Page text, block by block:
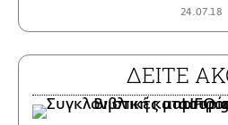
24.07.18
ΔΕΙΤΕ